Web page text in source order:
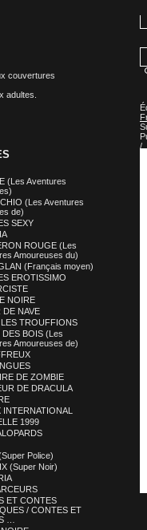
couvertures
adultes.
/
(Les Aventures
(Les Aventures
de)
SEXY
ROUGE (Les
Amoureuses du)
(Français moyen)
EROTISSIMO
NOIRE
DE NAVE
TROUFFIONS
DES BOIS (Les
Amoureuses de)
DE ZOMBIE
DE DRACULA
INTERNATIONAL
1999
Police)
(Super Noir)
ET CONTES
/ CONTES ET
…